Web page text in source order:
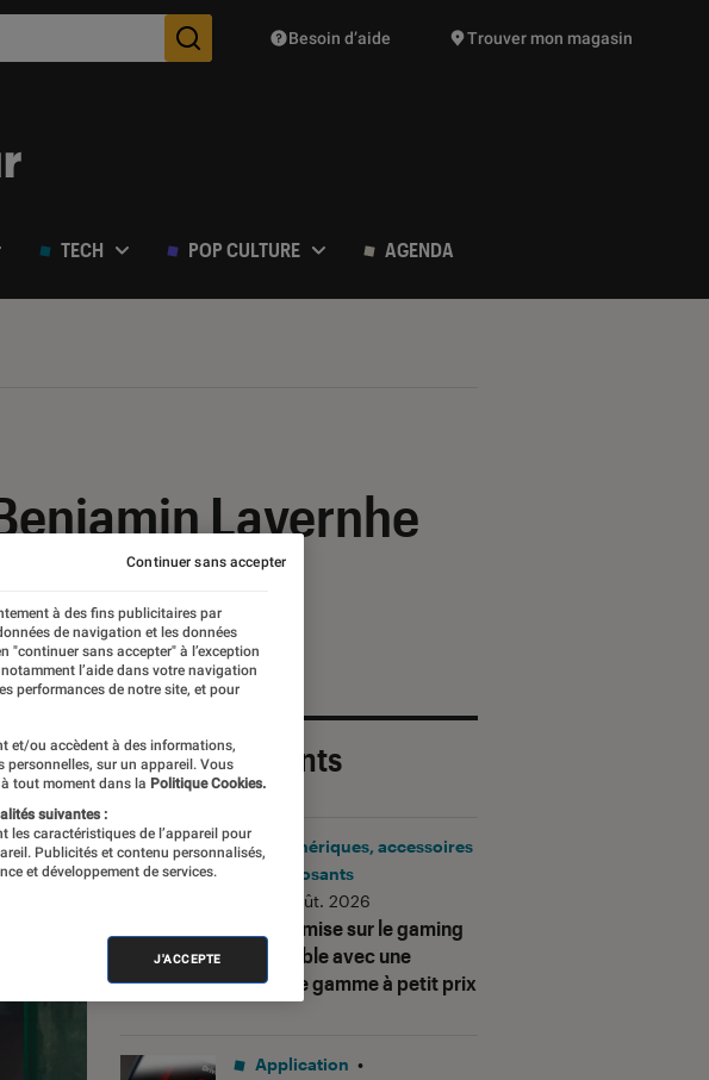
Des suggestions de produits vont vous être proposées
Besoin d’aide Trouver mon magasin
TECH POP CULTURE AGENDA
Lavernhe
Les plus récents
Corsair mise sur le gaming
accessible avec une
nouvelle gamme à petit prix
Périphériques, accessoires
et composants
06 août. 2026
Application •
à des fins publicitaires par
de navigation et les données
"continuer sans accepter" à l’exception
l’aide dans votre navigation
performances de notre site, et pour
et/ou accèdent à des informations,
personnelles, sur un appareil. Vous
tout moment dans la Politique Cookies.
suivantes :
les caractéristiques de l’appareil pour
Publicités et contenu personnalisés,
et développement de services.
J'ACCEPTE
Continuer sans accepter